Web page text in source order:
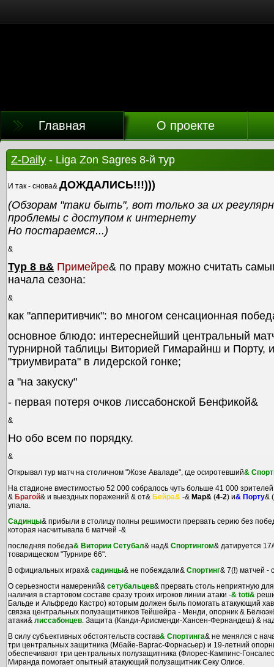
Главная О проекте
Z-Daily - Liga Zon Sagres 8-й тур
И так - снова& ДОЖДАЛИСЬ!!!)))
(Обзорам "таки быть", вот только за их
проблемы с доступом к интернету
Но постараемся...)
&
Тур 8 в& Примейре& по праву можно считать
начала сезона:
&
как "апперитивчик": во многом сенсационная
основное блюдо: интереснейший центральный
турнирной таблицы Виторией Гимарайнш и Порту,
"триумвирата" в лидерской гонке;
а "на закуску"
- первая потеря очков лиссабонской Бенфикой&
&
Но обо всем по порядку.
&
Открывал тур матч на столичном "Жозе Аваладе", где осиротевший&
На стадионе вместимостью 52 000 собралось чуть больше 41 000
& Брагой& и выездных поражений & от& Бейра& -& Мар& (4-2) и& Порту& (
упала.
Садинцы& прибыли в столицу полны решимости прервать серию без
которая насчитывала 6 матчей -&
последняя победа& Витории Сетубал& над& Спортингом& датируется
товарищеском "Турнире 66".
В официальных играх& садинцы& не побеждали& Спортинг& 7(!) матчей -
О серьезности намерений& сетубальцев& прервать столь неприятную
наличия в стартовом составе сразу троих игроков линии атаки -& toti&
Бальде и Альфредо Кастро) которым должен быль помогать атакующий
связка центральных полузащитников Тейшейра - Менди, опорник &
атаки& лиссабонцев. Защита (Канди-Арисменди-Хансен-Фернандеш) &
В силу субъективных обстоятельств состав& Спортинга& не менялся с
три центральных защитника (Мбайе-Варгас-Форнасьер) и 19-летний
обеспечивают три центральных полузащитника (Флорес-Кампинс-
Миранда помогает опытный атакующий полузащитник Секу Олисе.